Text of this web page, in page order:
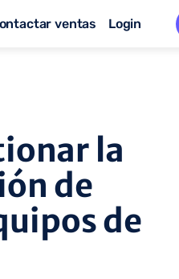
ventas Login
la
de
de